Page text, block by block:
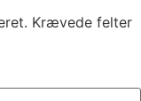
Krævede felter